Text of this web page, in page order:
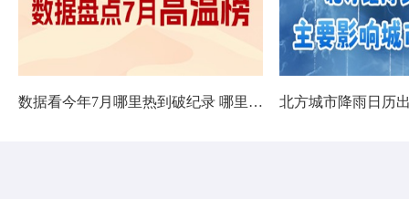
数据看今年7月哪里热到破纪录 哪里暑热连轴转